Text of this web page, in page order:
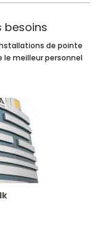
besoins
de pointe
le meilleur personnel